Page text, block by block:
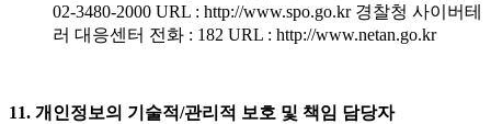
02-3480-2000 URL : http://www.spo.go.kr 경찰청 사이버테
러 대응센터 전화 : 182 URL : http://www.netan.go.kr
11. 개인정보의 기술적/관리적 보호 및 책임 담당자